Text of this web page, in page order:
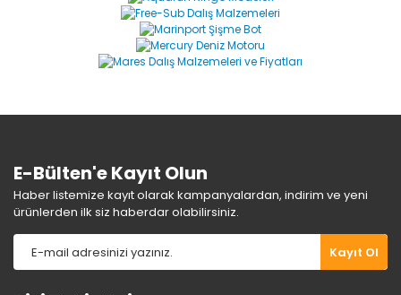
Yorum Yaz
Ürün resmi kalitesiz, bozuk veya görüntülenemiyor.
Ürün açıklamasında eksik bilgiler bulunuyor.
Ürün bilgilerinde hatalar bulunuyor.
E-Bülten'e Kayıt Olun
Haber listemize kayıt olarak kampanyalardan, indirim ve yeni
ürünlerden ilk siz haberdar olabilirsiniz.
Kayıt Ol